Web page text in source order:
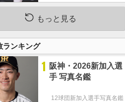
もっと見る
ランキング
1 阪神・2026新加入選
手 写真名鑑
12球団新加入選手写真名鑑